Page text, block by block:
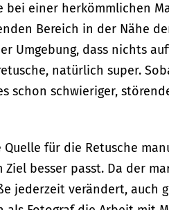
bei einer herkömmlichen
Bereich in der Nähe
Umgebung, dass nichts
natürlich super.
schon schwieriger,
Quelle für die Retusche
Ziel besser passt. Da der
jederzeit verändert, auch